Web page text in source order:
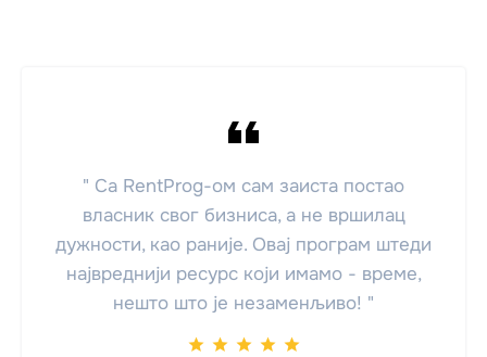
" Са RentProg-ом сам заиста постао
власник свог бизниса, а не вршилац
дужности, као раније. Овај програм штеди
највреднији ресурс који имамо - време,
нешто што је незаменљиво! "